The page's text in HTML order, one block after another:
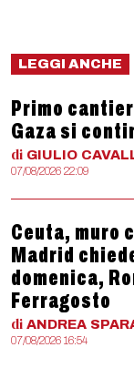
LEGGI ANCHE
Primo
Gaza si
di GIULIO
07/08/2026 22:09
Ceuta, muro
Madrid
domenica,
Ferragosto
di ANDREA
07/08/2026 16:54